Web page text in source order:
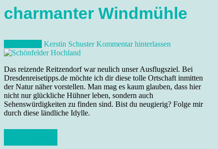
charmanter Windmühle
Kerstin Schuster Kommentar hinterlassen
Das reizende Reitzendorf war neulich unser Ausflugsziel. Bei
Dresdenreisetipps.de möchte ich dir diese tolle Ortschaft inmitten
der Natur näher vorstellen. Man mag es kaum glauben, dass hier
nicht nur glückliche Hühner leben, sondern auch
Sehenswürdigkeiten zu finden sind. Bist du neugierig? Folge mir
durch diese ländliche Idylle.